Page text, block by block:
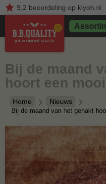
9,2 beoordelingop kiyoh.nl
Home Nieuws
Bij de maand van het gehakt
Bij de maand
hoort een